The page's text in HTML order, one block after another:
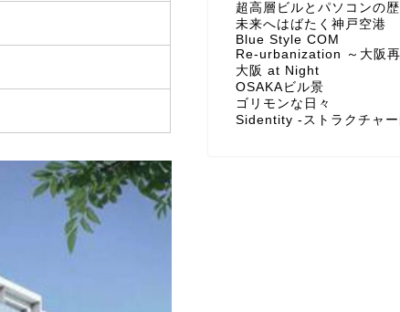
超高層ビルとパソコンの歴
未来へはばたく神戸空港
Blue Style COM
Re-urbanization ～大阪再
大阪 at Night
OSAKAビル景
ゴリモンな日々
Sidentity -ストラクチャー